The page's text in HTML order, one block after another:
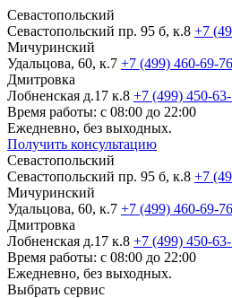
Севастопольский
Севастопольский пр. 95 б, к.8 +7
Мичуринский
Удальцова, 60, к.7 +7 (499) 460-69-76
Дмитровка
Лобненская д.17 к.8 +7 (499) 450-
Время работы: с 08:00 до 22:00
Ежедневно, без выходных.
Получить консультацию
Севастопольский
Севастопольский пр. 95 б, к.8 +7
Мичуринский
Удальцова, 60, к.7 +7 (499) 460-69-76
Дмитровка
Лобненская д.17 к.8 +7 (499) 450-
Время работы: с 08:00 до 22:00
Ежедневно, без выходных.
Выбрать сервис